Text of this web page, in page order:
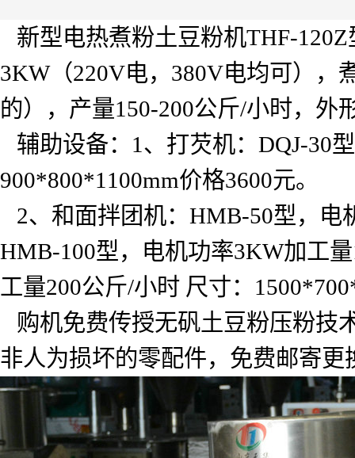
新型电热煮粉土豆粉机THF-120Z
3KW（220V电， 380V电均可），
的），产量150-200公斤/小时，外
辅助设备： 1 、打芡机： DQJ-30
900*800*1100mm价格3600元。
2、和面拌团机： HMB-50型，电
HMB-100型，电机功率3KW加工量
工量200公斤/小时 尺寸：
购机免费传授无矾土豆粉压粉技
非人为损坏的零配件，免费邮寄更